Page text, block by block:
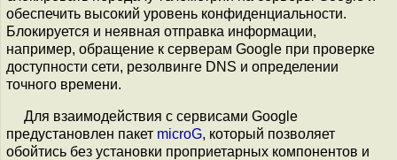
обеспечить высокий уровень конфиденциальности.
Блокируется и неявная отправка информации,
например, обращение к серверам Google при проверке
доступности сети, резолвинге DNS и определении
точного времени.
Для взаимодействия с сервисами Google
предустановлен пакет microG, который позволяет
обойтись без установки проприетарных компонентов и